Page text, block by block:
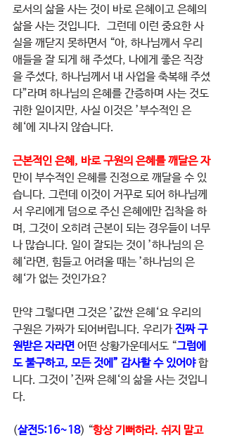
로서의 삶을 사는 것이 바로 은혜이고 은혜의
삶을 사는 것입니다.  그런데 이런 중요한 사
실을 깨닫지 못하면서 “아, 하나님께서 우리
애들을 잘 되게 해 주셨다, 나에게 좋은 직장
을 주셨다, 하나님께서 내 사업을 축복해 주셨
다”라며 하나님의 은혜를 간증하며 사는 것도
귀한 일이지만, 사실 이것은 ’부수적인 은
혜‘에 지나지 않습니다.
근본적인 은혜, 바로 구원의 은혜를 깨달은 자
만이 부수적인 은혜를 진정으로 깨달을 수 있
습니다. 그런데 이것이 거꾸로 되어 하나님께
서 우리에게 덤으로 주신 은혜에만 집착을 하
며, 그것이 오히려 근본이 되는 경우들이 너무
나 많습니다. 일이 잘되는 것이 ’하나님의 은
혜‘라면, 힘들고 어려울 때는 ’하나님의 은
혜‘가 없는 것인가요?
만약 그렇다면 그것은 ’값싼 은혜‘요 우리의
구원은 가짜가 되어버립니다. 우리가 진짜 구
원받은 자라면 어떤 상황가운데서도 “그럼에
도 불구하고, 모든 것에” 감사할 수 있어야 합
니다. 그것이 ’진짜 은혜‘의 삶을 사는 것입니
다.
(살전5:16~18) “항상 기뻐하라. 쉬지 말고